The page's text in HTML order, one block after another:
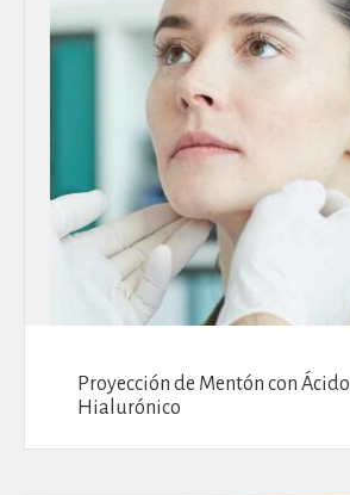
Proyección de Mentón con Ácido
Hialurónico